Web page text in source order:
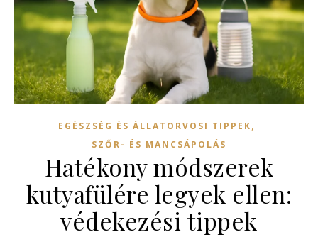
EGÉSZSÉG ÉS ÁLLATORVOSI TIPPEK,
SZŐR- ÉS MANCSÁPOLÁS
Hatékony módszerek
kutyafülére legyek ellen:
védekezési tippek